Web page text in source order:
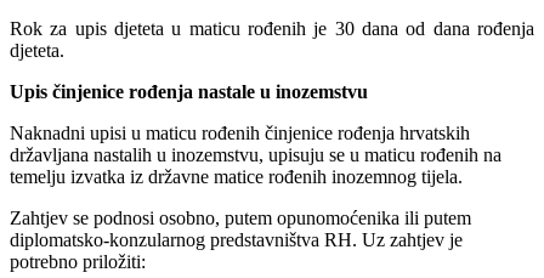
Rok za upis djeteta u maticu rođenih je 30 dana od dana rođenja
djeteta.
Upis činjenice rođenja nastale u inozemstvu
Naknadni upisi u maticu rođenih činjenice rođenja hrvatskih
državljana nastalih u inozemstvu, upisuju se u maticu rođenih na
temelju izvatka iz državne matice rođenih inozemnog tijela.
Zahtjev se podnosi osobno, putem opunomoćenika ili putem
diplomatsko-konzularnog predstavništva RH. Uz zahtjev je
potrebno priložiti: